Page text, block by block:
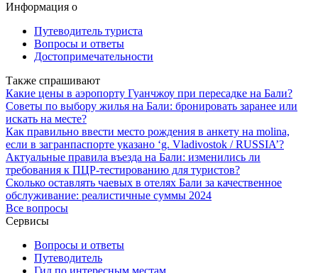
Информация о
Путеводитель туриста
Вопросы и ответы
Достопримечательности
Также спрашивают
Какие цены в аэропорту Гуанчжоу при пересадке на Бали?
Советы по выбору жилья на Бали: бронировать заранее или
искать на месте?
Как правильно ввести место рождения в анкету на molina,
если в загранпаспорте указано ‘g. Vladivostok / RUSSIA’?
Актуальные правила въезда на Бали: изменились ли
требования к ПЦР-тестированию для туристов?
Сколько оставлять чаевых в отелях Бали за качественное
обслуживание: реалистичные суммы 2024
Все вопросы
Сервисы
Вопросы и ответы
Путеводитель
Гид по интересным местам